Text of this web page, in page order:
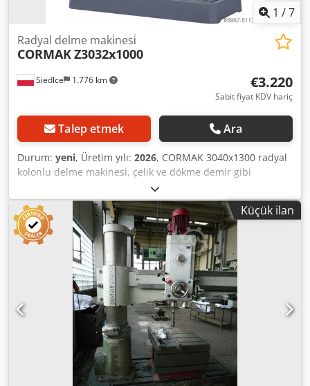
1 /7
Siedlce 1.776 km
Radyal delme maki̇nesi̇
CORMAKZ3032x1000
€3.220
Sabit fiyat KDV hariç
Talep etmek Ara
Durum: yeni, Üretim yılı: 2026, CORMAK 3040x1300 radyal
kolonlu delme makinesi, çelik ve dökme demir gibi
malzemelerde hassas delme işlemleri için tasarlanmış,
gelişmiş bir endüstriyel cihazdır. Makine, sağlam kolon
yapısı ve geniş radyal kol ayar aralığı ile öne çıkar, bu da
büyük parçaların işlenmesinde yüksek stabilite ve esneklik
sağlar. En önemli avantajı, mikrometrik hassasiyeti
koruyarak 40 mm'ye kadar çapta delikler açabilme
yeteneğidir. CORMAK 3040x1300 radyal kolonlu delme
makinesinin temel avantajları: * 1400 kg ağırlığında sağlam
yapı: Üstün stabiliteyi garanti eder ve titreşimleri en aza
indirir, bu da hassas delme ve kesici takımların ömrünü
uzatır. * 360-1300 mm aralığında ayarlanabilir radyal kol:
Büyük ve düzensiz parçaların yeniden konumlandırmaya
gerek kalmadan delinmesini sağlar, esnekliği artırır ve
hazırlık süresini kısaltır. * MK4 konikli mil ve altı hız (75-
Küçük ilan